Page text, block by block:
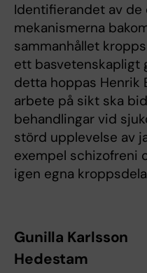
Identifierandet av
mekanismerna
sammanhållet
ett basvetenskapligt
detta hoppas Henrik
arbete på sikt ska
behandlingar vid
störd upplevelse av
exempel schizofreni
igen egna
Gunilla Karlsson
Hedestam